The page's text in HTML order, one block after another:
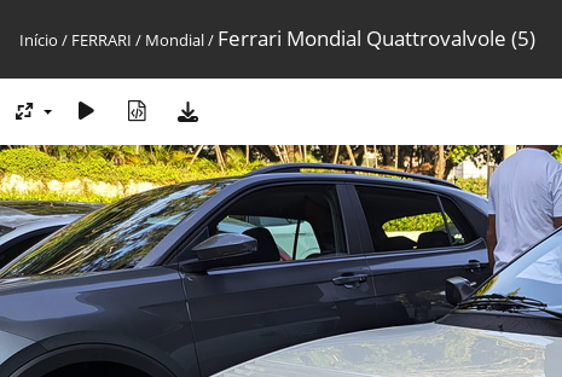
Início / FERRARI / Mondial/ Ferrari Mondial Quattrovalvole (5)